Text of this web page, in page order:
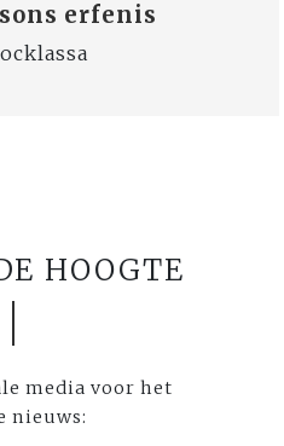
erfenis
HOOGTE
media voor het
nieuws: